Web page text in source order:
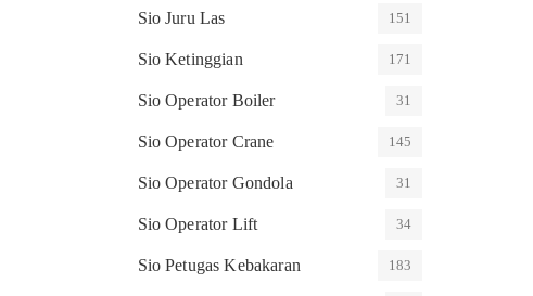
Sio Juru Las 151
Sio Ketinggian 171
Sio Operator Boiler 31
Sio Operator Crane 145
Sio Operator Gondola 31
Sio Operator Lift 34
Sio Petugas Kebakaran 183